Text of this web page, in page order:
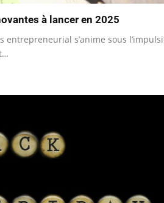
à lancer en 2025
entrepreneurial s’anime sous